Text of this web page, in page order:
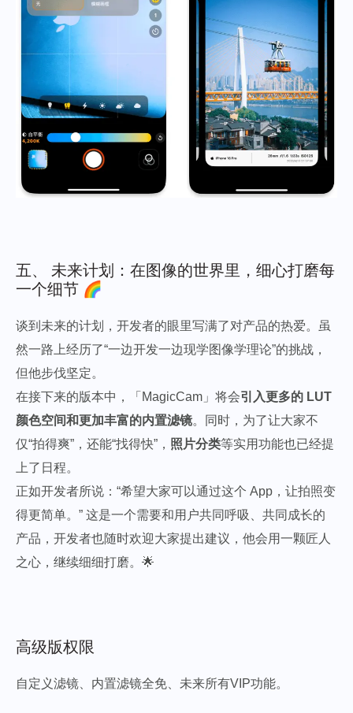
五、 未来计划：在图像的世界里，细心打磨每
一个细节 🌈
谈到未来的计划，开发者的眼里写满了对产品的热爱。虽
然一路上经历了“一边开发一边现学图像学理论”的挑战，
但他步伐坚定。
在接下来的版本中，「MagicCam」将会引入更多的 LUT
颜色空间和更加丰富的内置滤镜。同时，为了让大家不
仅“拍得爽”，还能“找得快”， 照片分类等实用功能也已经提
上了日程。
正如开发者所说：“希望大家可以通过这个 App，让拍照变
得更简单。” 这是一个需要和用户共同呼吸、共同成长的
产品，开发者也随时欢迎大家提出建议，他会用一颗匠人
之心，继续细细打磨。🌟
高级版权限
自定义滤镜、内置滤镜全免、未来所有VIP功能。